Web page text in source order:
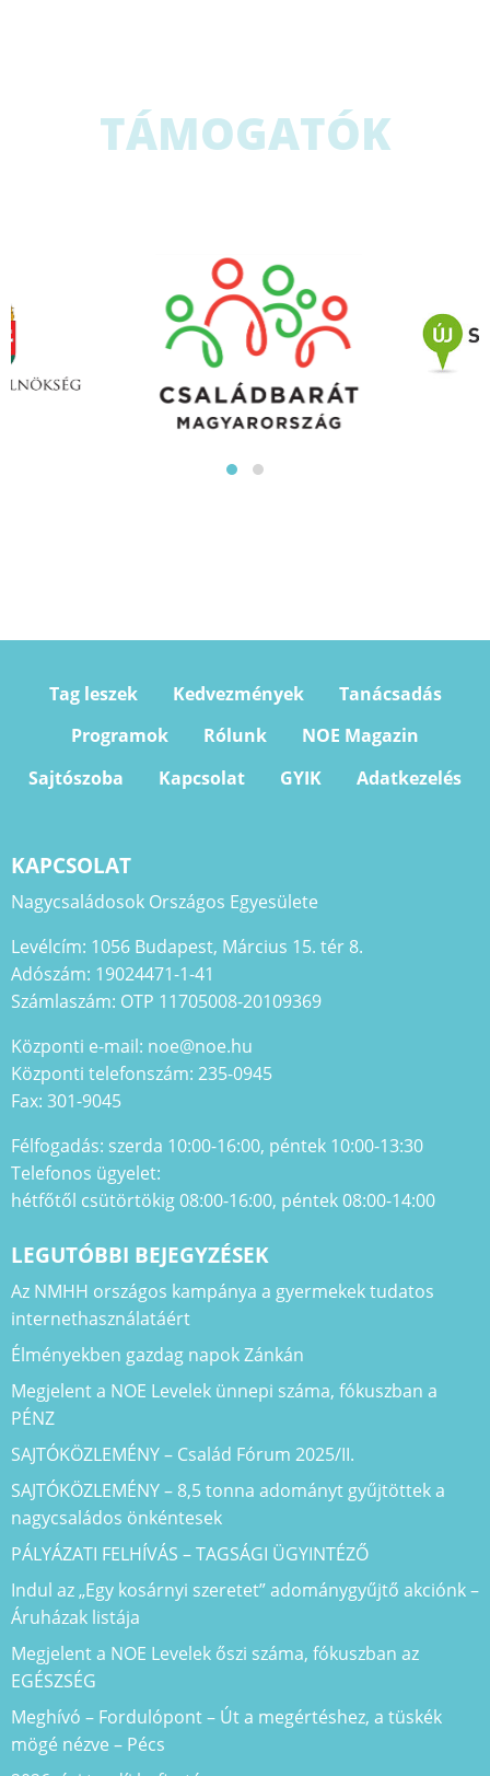
TÁMOGATÓK
Tag leszek Kedvezmények
Tanácsadás
Programok
Rólunk
NOE Magazin
Sajtószoba
Kapcsolat GYIK Adatkezelés
KAPCSOLAT
Nagycsaládosok Országos Egyesülete
Levélcím: 1056 Budapest, Március 15. tér 8.
Adószám: 19024471-1-41
Számlaszám: OTP 11705008-20109369
Központi e-mail: noe@noe.hu
Központi telefonszám: 235-0945
Fax: 301-9045
Félfogadás: szerda 10:00-16:00, péntek 10:00-13:30
Telefonos ügyelet:
hétfőtől csütörtökig 08:00-16:00, péntek 08:00-14:00
LEGUTÓBBI BEJEGYZÉSEK
Az NMHH országos kampánya a gyermekek tudatos
internethasználatáért
Élményekben gazdag napok Zánkán
Megjelent a NOE Levelek ünnepi száma, fókuszban a
PÉNZ
SAJTÓKÖZLEMÉNY – Család Fórum 2025/II.
SAJTÓKÖZLEMÉNY – 8,5 tonna adományt gyűjtöttek a
nagycsaládos önkéntesek
PÁLYÁZATI FELHÍVÁS – TAGSÁGI ÜGYINTÉZŐ
Indul az „Egy kosárnyi szeretet” adománygyűjtő akciónk –
Áruházak listája
Megjelent a NOE Levelek őszi száma, fókuszban az
EGÉSZSÉG
Meghívó – Fordulópont – Út a megértéshez, a tüskék
mögé nézve – Pécs